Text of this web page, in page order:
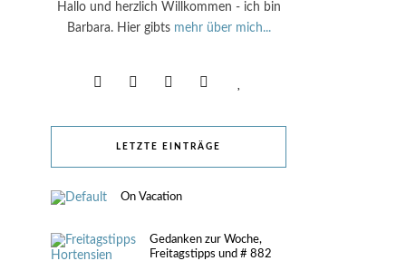
Hallo und herzlich Willkommen - ich bin
Barbara. Hier gibts mehr über mich...
LETZTE EINTRÄGE
On Vacation
Gedanken zur Woche,
Freitagstipps und # 882